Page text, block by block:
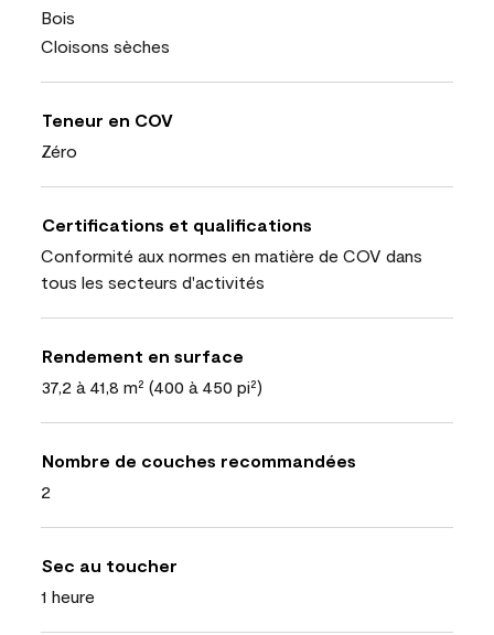
Bois
Cloisons sèches
Teneur en COV
Zéro
Certifications et qualifications
Conformité aux normes en matière de COV dans
tous les secteurs d'activités
Rendement en surface
37,2 à 41,8 m² (400 à 450 pi²)
Nombre de couches recommandées
2
Sec au toucher
1 heure